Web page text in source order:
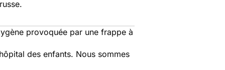
provoquée par une frappe à
des enfants. Nous sommes